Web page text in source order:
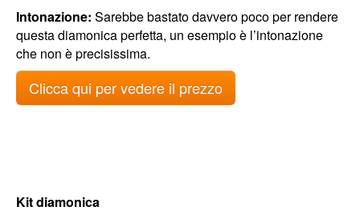
Intonazione: Sarebbe bastato davvero poco per rendere
questa diamonica perfetta, un esempio è l’intonazione
che non è precisissima.
Clicca qui per vedere il prezzo
Kit diamonica